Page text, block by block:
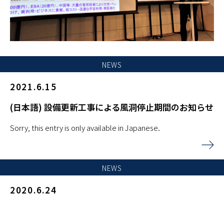
NEWS
2021.6.15
(日本語) 設備更新工事による風洞停止期間のお知らせ
Sorry, this entry is only available in Japanese.
NEWS
2020.6.24